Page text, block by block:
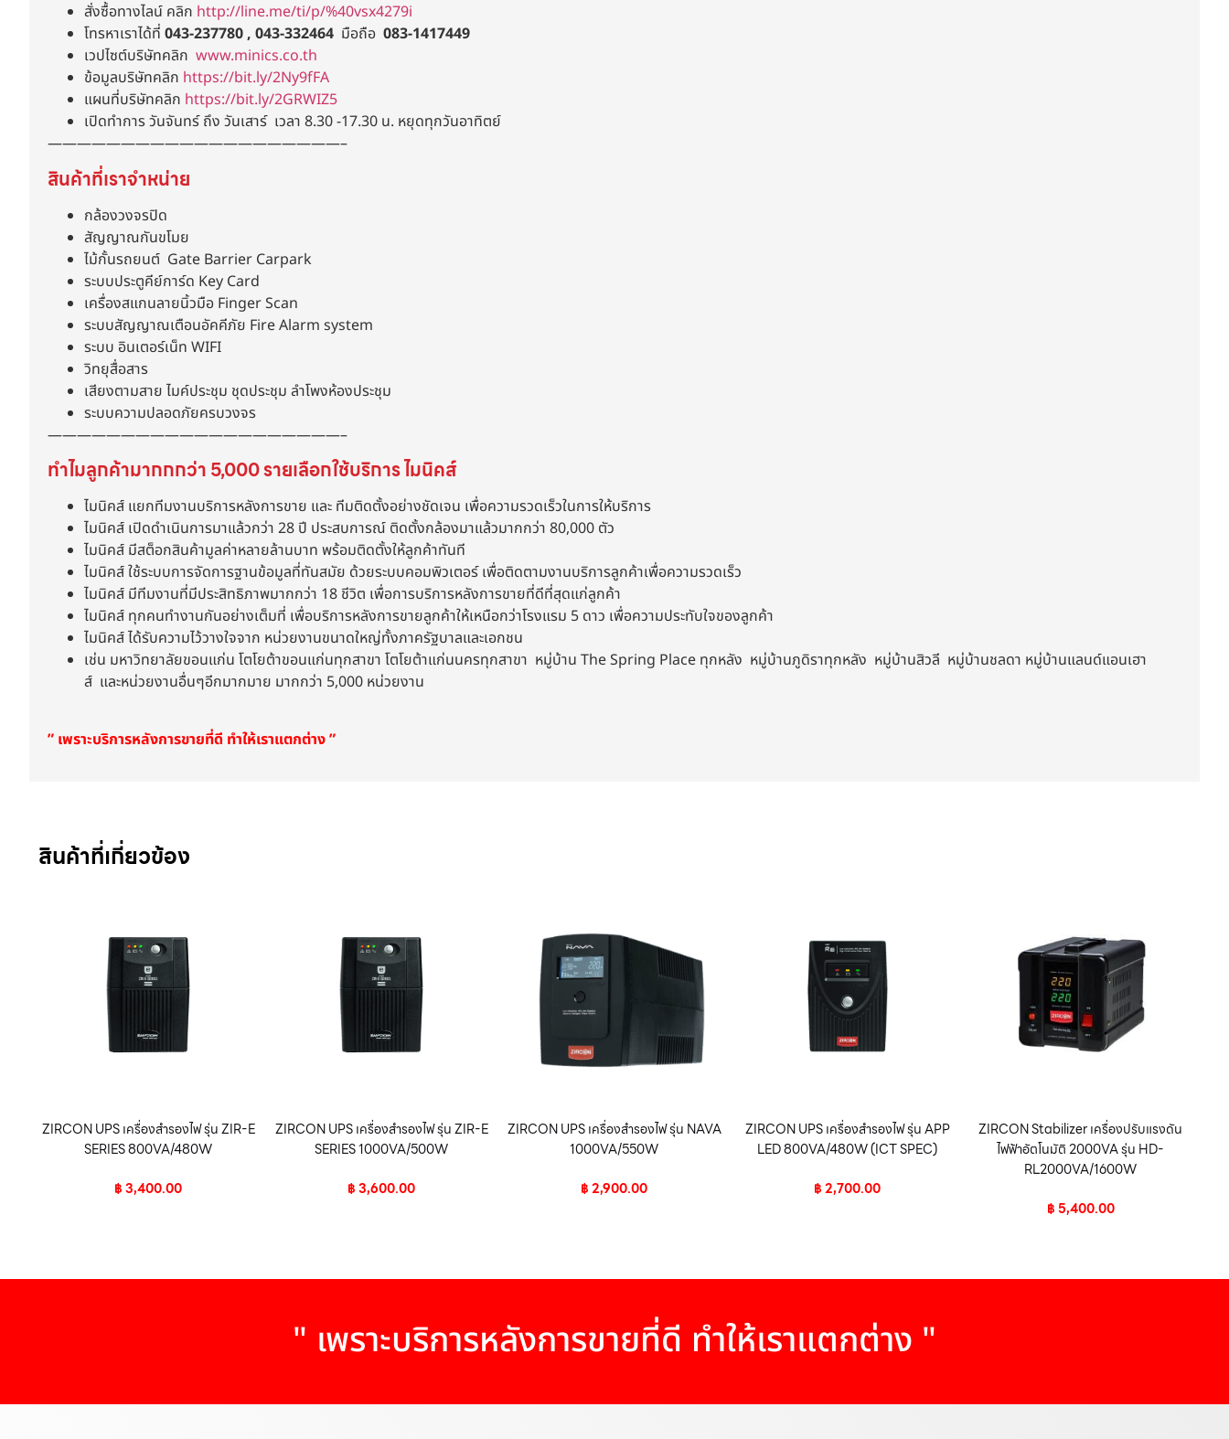
สั่งซื้อทางไลน์ คลิก http://line.me/ti/p/%40vsx4279i
โทรหาเราได้ที่ 043-237780 , 043-332464 มือถือ 083-1417449
เวปไซต์บริษัทคลิก www.minics.co.th
ข้อมูลบริษัทคลิก https://bit.ly/2Ny9fFA
แผนที่บริษัทคลิก https://bit.ly/2GRWIZ5
เปิดทำการ วันจันทร์ ถึง วันเสาร์ เวลา 8.30 -17.30 น. หยุดทุกวันอาทิตย์
————————————————————–
สินค้าที่เราจำหน่าย
กล้องวงจรปิด
สัญญาณกันขโมย
ไม้กั้นรถยนต์ Gate Barrier Carpark
ระบบประตูคีย์การ์ด Key Card
เครื่องสแกนลายนิ้วมือ Finger Scan
ระบบสัญญาณเตือนอัคคีภัย Fire Alarm system
ระบบ อินเตอร์เน็ท WIFI
วิทยุสื่อสาร
เสียงตามสาย ไมค์ประชุม ชุดประชุม ลำโพงห้องประชุม
ระบบความปลอดภัยครบวงจร
————————————————————–
ทำไมลูกค้ามากกกว่า 5,000 รายเลือกใช้บริการ ไมนิคส์
ไมนิคส์ แยกทีมงานบริการหลังการขาย และ ทีมติดตั้งอย่างชัดเจน เพื่อความรวดเร็วในการให้บริการ
ไมนิคส์ เปิดดำเนินการมาแล้วกว่า 28 ปี ประสบการณ์ ติดตั้งกล้องมาแล้วมากกว่า 80,000 ตัว
ไมนิคส์ มีสต็อกสินค้ามูลค่าหลายล้านบาท พร้อมติดตั้งให้ลูกค้าทันที
ไมนิคส์ ใช้ระบบการจัดการฐานข้อมูลที่ทันสมัย ด้วยระบบคอมพิวเตอร์ เพื่อติดตามงานบริการลูกค้าเพื่อความรวดเร็ว
ไมนิคส์ มีทีมงานที่มีประสิทธิภาพมากกว่า 18 ชีวิต เพื่อการบริการหลังการขายที่ดีที่สุดแก่ลูกค้า
ไมนิคส์ ทุกคนทำงานกันอย่างเต็มที่ เพื่อบริการหลังการขายลูกค้าให้เหนือกว่าโรงแรม 5 ดาว เพื่อความประทับใจของลูกค้า
ไมนิคส์ ได้รับความไว้วางใจจาก หน่วยงานขนาดใหญ่ทั้งภาครัฐบาลและเอกชน
เช่น มหาวิทยาลัยขอนแก่น โตโยต้าขอนแก่นทุกสาขา โตโยต้าแก่นนครทุกสาขา หมู่บ้าน The Spring Place ทุกหลัง หมู่บ้านภูดิราทุกหลัง หมู่บ้านสิวลี หมู่บ้านชลดา หมู่บ้านแลนด์แอนเฮา
ส์ และหน่วยงานอื่นๆอีกมากมาย มากกว่า 5,000 หน่วยงาน
” เพราะบริการหลังการขายที่ดี ทำให้เราแตกต่าง ”
สินค้าที่เกี่ยวข้อง
ZIRCON UPS เครื่องสำรองไฟ รุ่น ZIR-E
SERIES 800VA/480W
฿3,400.00
ZIRCON UPS เครื่องสำรองไฟ รุ่น ZIR-E
SERIES 1000VA/500W
฿3,600.00
ZIRCON UPS เครื่องสำรองไฟ รุ่น NAVA
1000VA/550W
฿2,900.00
ZIRCON UPS เครื่องสำรองไฟ รุ่น APP
LED 800VA/480W (ICT SPEC)
฿2,700.00
ZIRCON Stabilizer เครื่องปรับแรงดัน
ไฟฟ้าอัตโนมัติ 2000VA รุ่น HD-
RL2000VA/1600W
฿5,400.00
" เพราะบริการหลังการขายที่ดี ทำให้เราแตกต่าง "